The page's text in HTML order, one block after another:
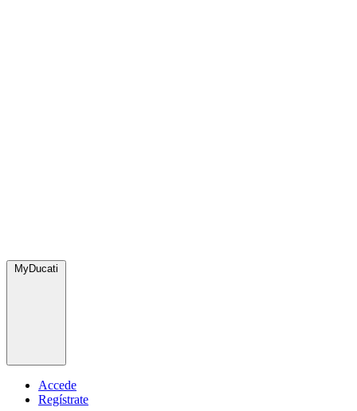
MyDucati
Accede
Regístrate